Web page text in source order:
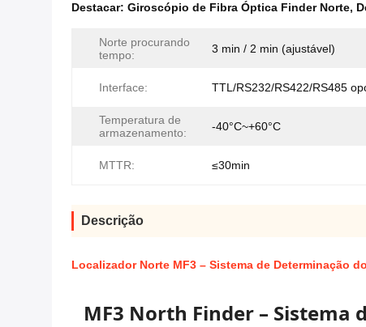
Destacar: Giroscópio de Fibra Óptica Finder Norte,
Norte procurando
tempo:
3 min / 2 min (ajustável)
Interface: TTL/RS232/RS422/RS485
Temperatura de
armazenamento:
-40°C~+60°C
MTTR: ≤30min
Descrição
Localizador Norte MF3 – Sistema de Determinação
MF3 North Finder –